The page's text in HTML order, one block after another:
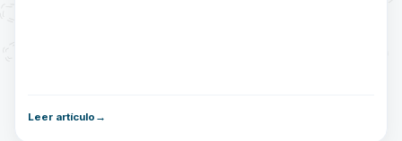
Leer artículo